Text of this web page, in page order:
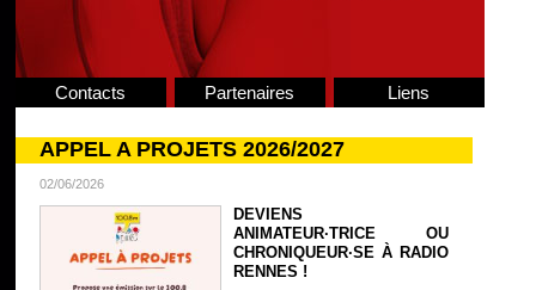
Contacts Partenaires Liens
APPEL A PROJETS 2026/2027
02/06/2026
DEVIENS
ANIMATEUR·TRICE OU
CHRONIQUEUR·SE À RADIO
RENNES !